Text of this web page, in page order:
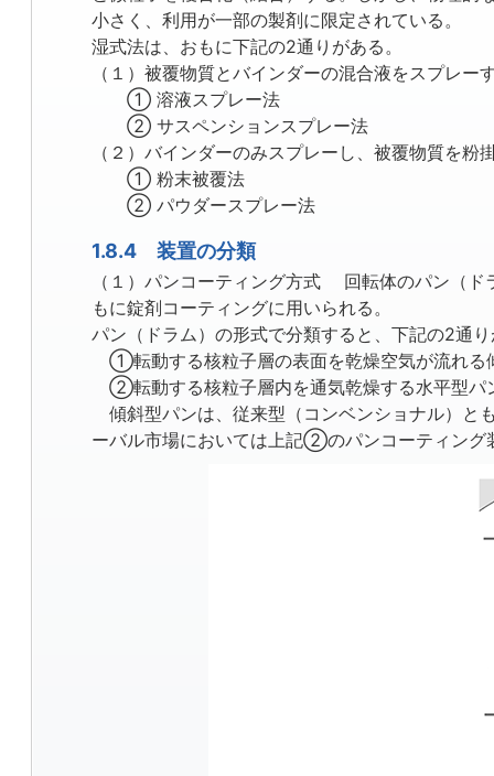
小さく、利用が一部の製剤に限定されている。
湿式法は、おもに下記の2通りがある。
（１）被覆物質とバインダーの混合液をスプレー
① 溶液スプレー法
② サスペンションスプレー法
（２）バインダーのみスプレーし、被覆物質を粉
① 粉末被覆法
② パウダースプレー法
1.8.4 装置の分類
（１）パンコーティング方式 回転体のパン（ド
もに錠剤コーティングに用いられる。
パン（ドラム）の形式で分類すると、下記の2通
①転動する核粒子層の表面を乾燥空気が流れる
②転動する核粒子層内を通気乾燥する水平型パ
傾斜型パンは、従来型（コンベンショナル）と
ーバル市場においては上記②のパンコーティング